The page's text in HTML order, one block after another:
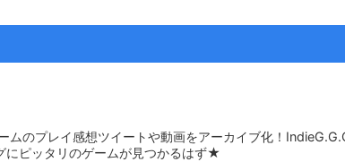
のプレイ感想ツイートや動画をアーカイブ化！
にピッタリのゲームが見つかるはず★